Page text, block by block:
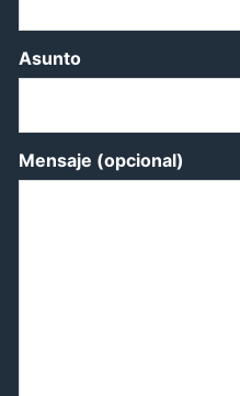
Asunto
Mensaje (opcional)